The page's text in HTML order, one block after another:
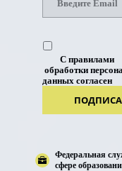
С правилами
обработки
данных согласен
Федеральная
сфере